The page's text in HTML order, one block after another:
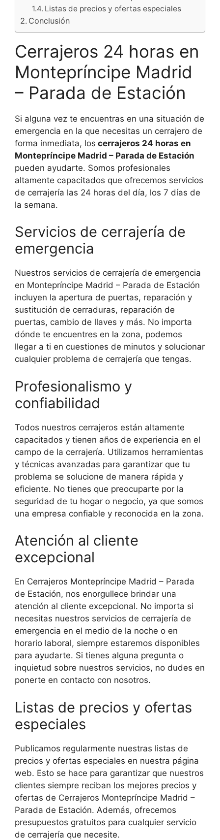
Listas de precios y ofertas especiales
Conclusión
Cerrajeros 24 horas en
Montepríncipe Madrid
– Parada de Estación
Si alguna vez te encuentras en una situación de
emergencia en la que necesitas un cerrajero de
forma inmediata, los cerrajeros 24 horas en
Montepríncipe Madrid – Parada de Estación
pueden ayudarte. Somos profesionales
altamente capacitados que ofrecemos servicios
de cerrajería las 24 horas del día, los 7 días de
la semana.
Servicios de cerrajería de
emergencia
Nuestros servicios de cerrajería de emergencia
en Montepríncipe Madrid – Parada de Estación
incluyen la apertura de puertas, reparación y
sustitución de cerraduras, reparación de
puertas, cambio de llaves y más. No importa
dónde te encuentres en la zona, podemos
llegar a ti en cuestiones de minutos y solucionar
cualquier problema de cerrajería que tengas.
Profesionalismo y
confiabilidad
Todos nuestros cerrajeros están altamente
capacitados y tienen años de experiencia en el
campo de la cerrajería. Utilizamos herramientas
y técnicas avanzadas para garantizar que tu
problema se solucione de manera rápida y
eficiente. No tienes que preocuparte por la
seguridad de tu hogar o negocio, ya que somos
una empresa confiable y reconocida en la zona.
Atención al cliente
excepcional
En Cerrajeros Montepríncipe Madrid – Parada
de Estación, nos enorgullece brindar una
atención al cliente excepcional. No importa si
necesitas nuestros servicios de cerrajería de
emergencia en el medio de la noche o en
horario laboral, siempre estaremos disponibles
para ayudarte. Si tienes alguna pregunta o
inquietud sobre nuestros servicios, no dudes en
ponerte en contacto con nosotros.
Listas de precios y ofertas
especiales
Publicamos regularmente nuestras listas de
precios y ofertas especiales en nuestra página
web. Esto se hace para garantizar que nuestros
clientes siempre reciban los mejores precios y
ofertas de Cerrajeros Montepríncipe Madrid –
Parada de Estación. Además, ofrecemos
presupuestos gratuitos para cualquier servicio
de cerrajería que necesite.